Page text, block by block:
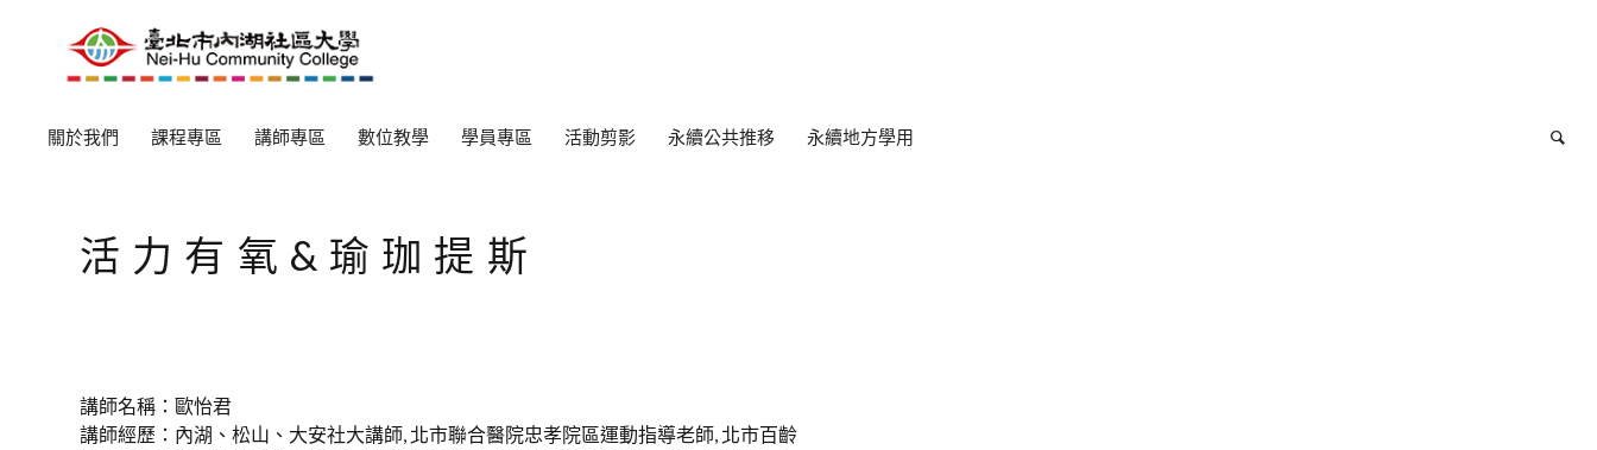
關於我們 課程專區 講師專區 數位教學 學員專區 活動剪影 永續公共推移 永續地方學用
活力有氧&瑜珈提斯
講師名稱：歐怡君
講師經歷：內湖、松山、大安社大講師, 北市聯合醫院忠孝院區運動指導老師, 北市百齡